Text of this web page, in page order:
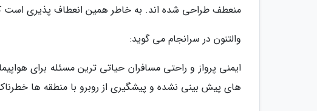
منعطف طراحی شده اند. به خاطر همین انعطاف پذیری است
والتنون در سرانجام می گوید:
ایمنی پرواز و راحتی مسافران حیاتی ترین مسئله برای
های پیش بینی نشده و پیشگیری از روبرو با منطقه ها